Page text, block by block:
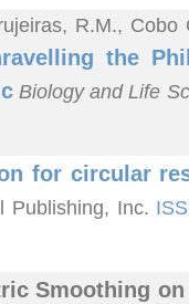
R.M., Cobo
the
Biology and Life
for circular
Publishing, Inc.
Smoothing